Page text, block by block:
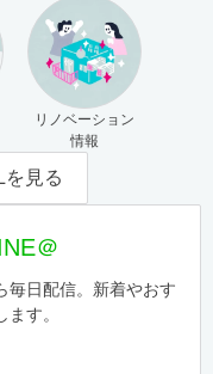
リノベーション
情報
見る
＠
毎日配信。新着やおす
す。